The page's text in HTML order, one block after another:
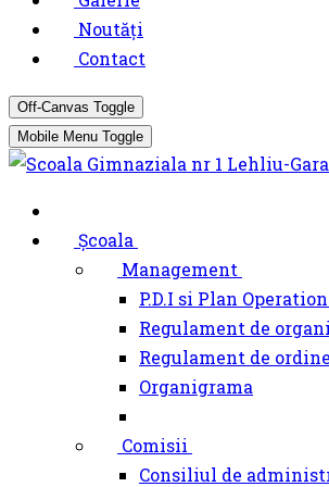
Noutăți
Contact
Off-Canvas Toggle
Mobile Menu Toggle
Școala
Management
P.D.I si Plan
Regulament de
Regulament de
Organigrama
Comisii
Consiliul de